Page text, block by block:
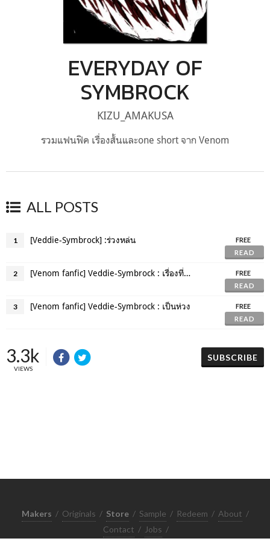
EVERYDAY OF
SYMBROCK
KIZU_AMAKUSA
รวมแฟนฟิค เรื่องสั้นและone short จาก Venom
ALL POSTS
1 [Veddie-Symbrock] :ร่วงหล่น
FREE
READ
2 [Venom fanfic] Veddie-Symbrock : เรื่องที่ชอบ
FREE
READ
3 [Venom fanfic] Veddie-Symbrock : เป็นห่วง
FREE
READ
3.3k
VIEWS
SUBSCRIBE
Makers / Originals / Store / Sample / Redeem / About /
Contact / Jobs /